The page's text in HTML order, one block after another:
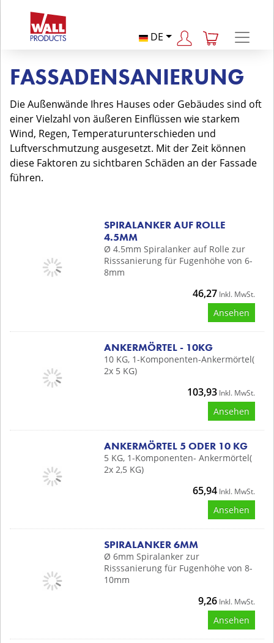
DE
FASSADENSANIERUNG
Die Außenwände Ihres Hauses oder Gebäudes sind oft
einer Vielzahl von äußeren Einflüssen wie starkem
Wind, Regen, Temperaturunterschieden und
Luftverschmutzung ausgesetzt. Mit der Zeit können
diese Faktoren zu sichtbaren Schäden an der Fassade
führen.
SPIRALANKER AUF ROLLE
4.5MM
Ø 4.5mm Spiralanker auf Rolle zur
Risssanierung für Fugenhöhe von 6-
8mm
46,27Inkl. MwSt.
Ansehen
ANKERMÖRTEL - 10KG
10 KG, 1-Komponenten-Ankermörtel(
2x 5 KG)
103,93Inkl. MwSt.
Ansehen
ANKERMÖRTEL 5 ODER 10 KG
5 KG, 1-Komponenten- Ankermörtel(
2x 2,5 KG)
65,94Inkl. MwSt.
Ansehen
SPIRALANKER 6MM
Ø 6mm Spiralanker zur
Risssanierung für Fugenhöhe von 8-
10mm
9,26Inkl. MwSt.
Ansehen